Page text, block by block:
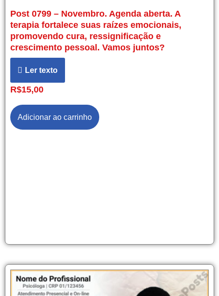
Post 0799 – Novembro. Agenda aberta. A
terapia fortalece suas raízes emocionais,
promovendo cura, ressignificação e
crescimento pessoal. Vamos juntos?
Ler texto
R$15,00
Adicionar ao carrinho